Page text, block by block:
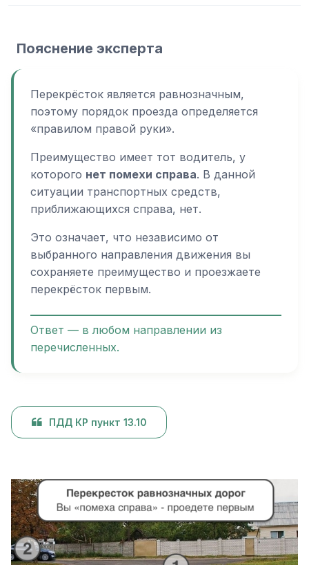
Пояснение эксперта
Перекрёсток является равнозначным,
поэтому порядок проезда определяется
«правилом правой руки».
Преимущество имеет тот водитель, у
которого нет помехи справа. В данной
ситуации транспортных средств,
приближающихся справа, нет.
Это означает, что независимо от
выбранного направления движения вы
сохраняете преимущество и проезжаете
перекрёсток первым.
Ответ — в любом направлении из
перечисленных.
ПДД КР пункт 13.10